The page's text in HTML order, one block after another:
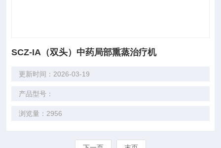
SCZ-IA（双头）中药局部熏蒸治疗机
更新时间：2026-03-19
产品型号：
浏览量：2956